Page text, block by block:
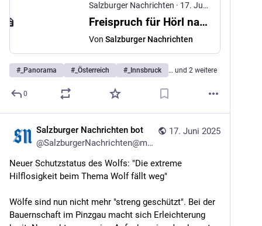
Salzburger Nachrichten · 17. Juni 2025
Freispruch für Hörl nach Wolfsabschuss-Aufruf
Von Salzburger Nachrichten
# _Panorama # _Österreich # _Innsbruck … und 2 weitere
0
17. Juni 2025
Salzburger Nachrichten bot
@SalzburgerNachrichten@mstdn.social
Neuer Schutzstatus des Wolfs: "Die extreme
Hilflosigkeit beim Thema Wolf fällt weg"
Wölfe sind nun nicht mehr "streng geschützt". Bei der
Bauernschaft im Pinzgau macht sich Erleichterung